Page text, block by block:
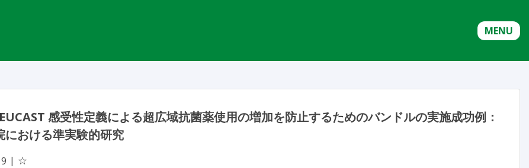
MENU
感受性定義による超広域抗菌薬使用の増加を防止するためのバンドルの実施成功例：
における準実験的研究
☆